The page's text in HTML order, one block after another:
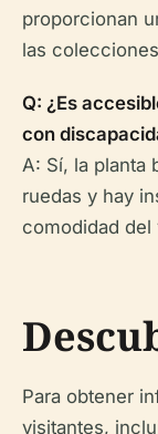
proporcionan
las
Q: ¿Es
con
A: Sí, la planta
ruedas y hay
comodidad del
Para obtener
visitantes,